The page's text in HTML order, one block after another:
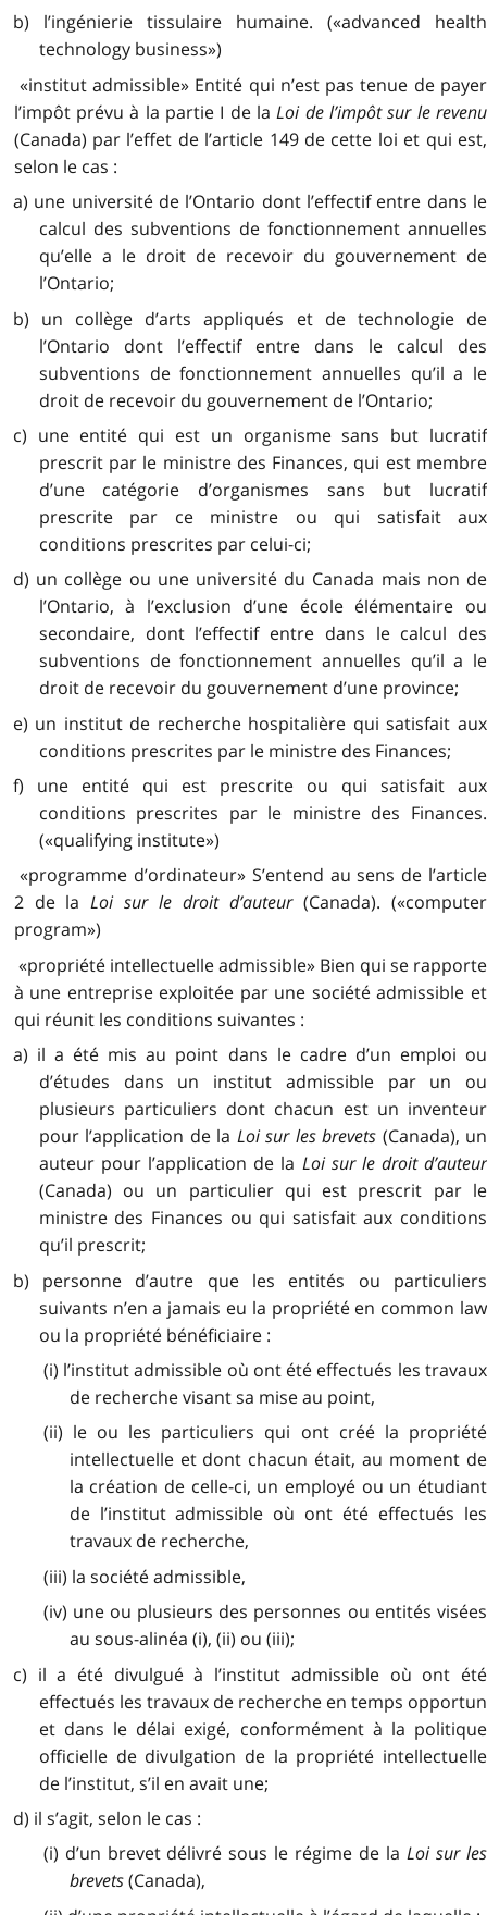
b) l’ingénierie tissulaire humaine. («advanced health
technology business»)
«institut admissible» Entité qui n’est pas tenue de payer
l’impôt prévu à la partie I de laLoi de l’impôt sur le revenu
(Canada) par l’effet de l’article 149 de cette loi et qui est,
selon le cas :
a) une université de l’Ontario dont l’effectif entre dans le
calcul des subventions de fonctionnement annuelles
qu’elle a le droit de recevoir du gouvernement de
l’Ontario;
b) un collège d’arts appliqués et de technologie de
l’Ontario dont l’effectif entre dans le calcul des
subventions de fonctionnement annuelles qu’il a le
droit de recevoir du gouvernement de l’Ontario;
c) une entité qui est un organisme sans but lucratif
prescrit par le ministre des Finances, qui est membre
d’une catégorie d’organismes sans but lucratif
prescrite par ce ministre ou qui satisfait aux
conditions prescrites par celui-ci;
d) un collège ou une université du Canada mais non de
l’Ontario, à l’exclusion d’une école élémentaire ou
secondaire, dont l’effectif entre dans le calcul des
subventions de fonctionnement annuelles qu’il a le
droit de recevoir du gouvernement d’une province;
e) un institut de recherche hospitalière qui satisfait aux
conditions prescrites par le ministre des Finances;
f) une entité qui est prescrite ou qui satisfait aux
conditions prescrites par le ministre des Finances.
(«qualifying institute»)
«programme d’ordinateur» S’entend au sens de l’article
2 de la Loi sur le droit d’auteur(Canada). («computer
program»)
«propriété intellectuelle admissible» Bien qui se rapporte
à une entreprise exploitée par une société admissible et
qui réunit les conditions suivantes :
a) il a été mis au point dans le cadre d’un emploi ou
d’études dans un institut admissible par un ou
plusieurs particuliers dont chacun est un inventeur
pour l’application de la Loi sur les brevets (Canada), un
auteur pour l’application de la Loi sur le droit d’auteur
(Canada) ou un particulier qui est prescrit par le
ministre des Finances ou qui satisfait aux conditions
qu’il prescrit;
b) personne d’autre que les entités ou particuliers
suivants n’en a jamais eu la propriété en common law
ou la propriété bénéficiaire :
(i) l’institut admissible où ont été effectués les travaux
de recherche visant sa mise au point,
(ii) le ou les particuliers qui ont créé la propriété
intellectuelle et dont chacun était, au moment de
la création de celle-ci, un employé ou un étudiant
de l’institut admissible où ont été effectués les
travaux de recherche,
(iii) la société admissible,
(iv) une ou plusieurs des personnes ou entités visées
au sous-alinéa (i), (ii) ou (iii);
c) il a été divulgué à l’institut admissible où ont été
effectués les travaux de recherche en temps opportun
et dans le délai exigé, conformément à la politique
officielle de divulgation de la propriété intellectuelle
de l’institut, s’il en avait une;
d) il s’agit, selon le cas :
(i) d’un brevet délivré sous le régime de laLoi sur les
brevets(Canada),